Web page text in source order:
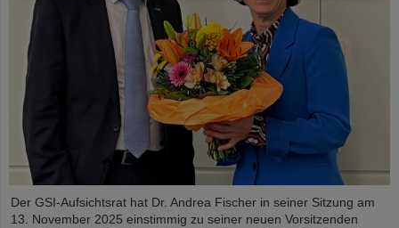
Der GSI-Aufsichtsrat hat Dr. Andrea Fischer in seiner Sitzung am
13. November 2025 einstimmig zu seiner neuen Vorsitzenden